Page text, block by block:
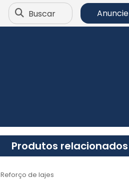
Buscar Anuncie
Produtos relacionados
Reforço de lajes